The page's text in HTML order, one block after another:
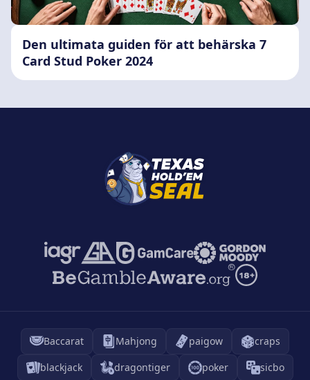
Den ultimata guiden för att behärska 7
Card Stud Poker 2024
Baccarat Mahjong paigow
craps
blackjack
dragontiger poker sicbo